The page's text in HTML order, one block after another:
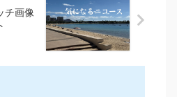
チ画像